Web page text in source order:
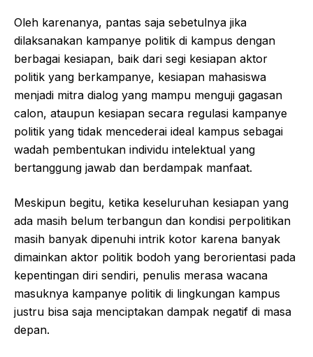
Oleh karenanya, pantas saja sebetulnya jika
dilaksanakan kampanye politik di kampus dengan
berbagai kesiapan, baik dari segi kesiapan aktor
politik yang berkampanye, kesiapan mahasiswa
menjadi mitra dialog yang mampu menguji gagasan
calon, ataupun kesiapan secara regulasi kampanye
politik yang tidak mencederai ideal kampus sebagai
wadah pembentukan individu intelektual yang
bertanggung jawab dan berdampak manfaat.
Meskipun begitu, ketika keseluruhan kesiapan yang
ada masih belum terbangun dan kondisi perpolitikan
masih banyak dipenuhi intrik kotor karena banyak
dimainkan aktor politik bodoh yang berorientasi pada
kepentingan diri sendiri, penulis merasa wacana
masuknya kampanye politik di lingkungan kampus
justru bisa saja menciptakan dampak negatif di masa
depan.